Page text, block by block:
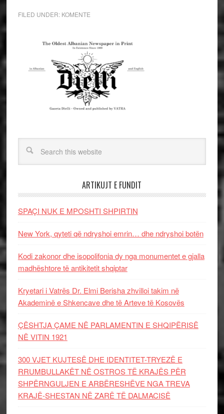
FILED UNDER: KOMENTE
ARTIKUJT E FUNDIT
SPAÇI NUK E MPOSHTI SHPIRTIN
New York, qyteti që ndryshoi emrin… dhe ndryshoi botën
Kodi zakonor dhe isopolifonia dy nga monumentet e gjalla
madhështore të antikitetit shqiptar
Kryetari i Vatrës Dr. Elmi Berisha zhvilloi takim në
Akademinë e Shkencave dhe të Arteve të Kosovës
ÇËSHTJA ÇAME NË PARLAMENTIN E SHQIPËRISË
NË VITIN 1921
300 VJET KUJTESË DHE IDENTITET-TRYEZË E
RRUMBULLAKËT NË OSTROS TË KRAJËS PËR
SHPËRNGULJEN E ARBËRESHËVE NGA TREVA
KRAJË-SHESTAN NË ZARË TË DALMACISË